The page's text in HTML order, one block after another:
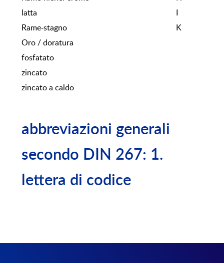
latta
Rame-stagno
K
Oro / doratura
fosfatato
zincato
zincato a caldo
abbreviazioni generali
secondo DIN 267: 1.
lettera di codice